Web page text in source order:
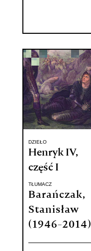
DZIEŁO
Henryk IV,
część I
TŁUMACZ
Barańczak,
Stanisław
(1946-2014)